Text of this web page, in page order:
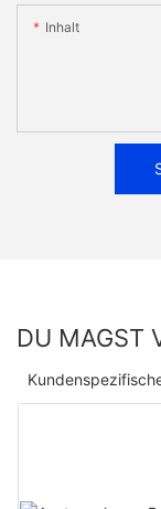
Inhalt
DU MAGST